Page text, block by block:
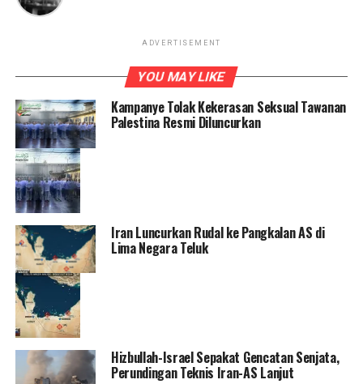
ADVERTISEMENT
YOU MAY LIKE
Kampanye Tolak Kekerasan Seksual Tawanan
Palestina Resmi Diluncurkan
Iran Luncurkan Rudal ke Pangkalan AS di
Lima Negara Teluk
Hizbullah-Israel Sepakat Gencatan Senjata,
Perundingan Teknis Iran-AS Lanjut